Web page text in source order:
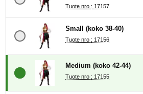
Tuote nro : 17157
Small (koko 38-40)
Tuote nro : 17156
Medium (koko 42-44)
Tuote nro : 17155